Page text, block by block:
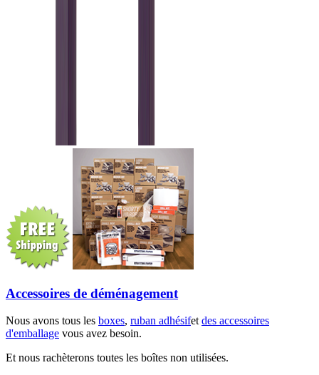
Accessoires de déménagement
Nous avons tous les boxes, ruban adhésifetdes accessoires
d'emballage vous avez besoin.
Et nous rachèterons toutes les boîtes non utilisées.